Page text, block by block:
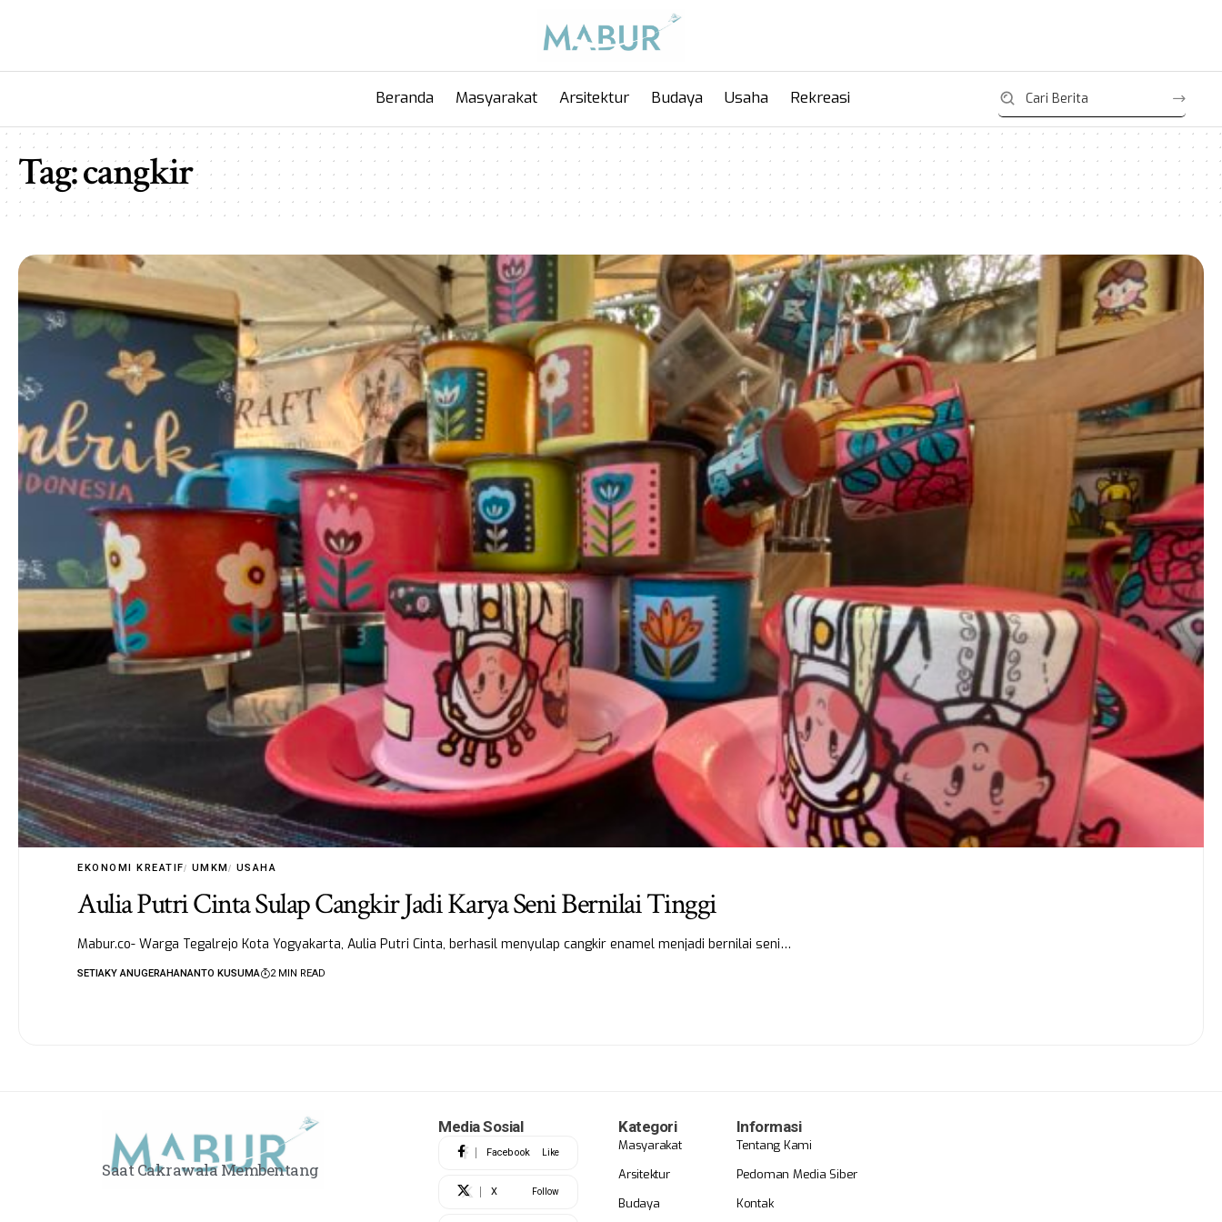
Beranda Masyarakat Arsitektur Budaya Usaha Rekreasi
Tag:cangkir
EKONOMI KREATIF UMKM USAHA
Aulia Putri Cinta Sulap Cangkir Jadi Karya Seni Bernilai Tinggi
Mabur.co- Warga Tegalrejo Kota Yogyakarta, Aulia Putri Cinta, berhasil menyulap cangkir enamel menjadi bernilai seni…
SETIAKY ANUGERAHANANTO KUSUMA 2 MIN READ
Saat Cakrawala Membentang
Media Sosial
Facebook Like
X Follow
Kategori
Masyarakat
Arsitektur
Budaya
Informasi
Tentang Kami
Pedoman Media Siber
Kontak